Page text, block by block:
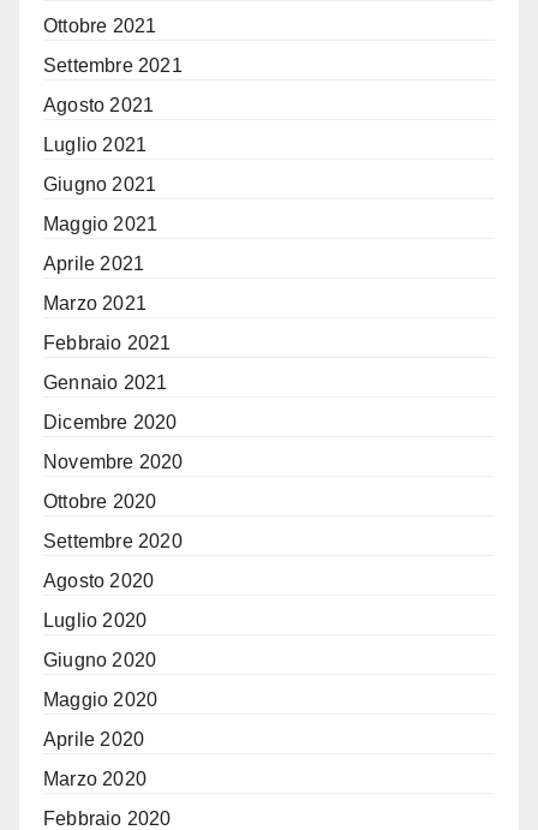
Ottobre 2021
Settembre 2021
Agosto 2021
Luglio 2021
Giugno 2021
Maggio 2021
Aprile 2021
Marzo 2021
Febbraio 2021
Gennaio 2021
Dicembre 2020
Novembre 2020
Ottobre 2020
Settembre 2020
Agosto 2020
Luglio 2020
Giugno 2020
Maggio 2020
Aprile 2020
Marzo 2020
Febbraio 2020